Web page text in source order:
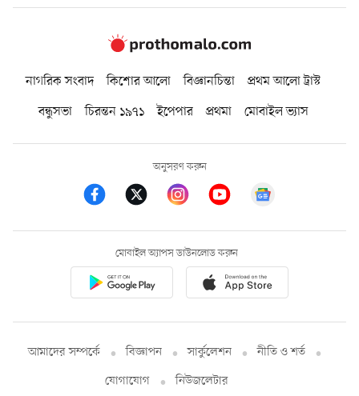
নাগরিক সংবাদ কিশোর আলো বিজ্ঞানচিন্তা
প্রথম আলো ট্রাস্ট
বন্ধুসভা
চিরন্তন ১৯৭১ ইপেপার প্রথমা মোবাইল ভ্যাস
অনুসরণ করুন
মোবাইল অ্যাপস ডাউনলোড করুন
আমাদের সম্পর্কে বিজ্ঞাপন সার্কুলেশন
নীতি ও শর্ত
যোগাযোগ
নিউজলেটার